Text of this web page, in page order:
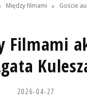
Między filmami » Goście
Filmami
2026-04-27